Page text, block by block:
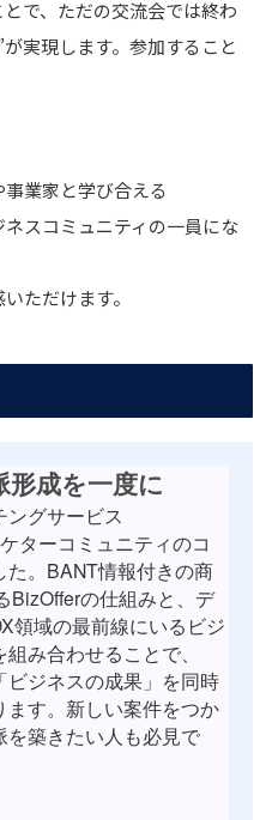
で、ただの交流会では終わ
実現します。参加すること
業家と学び合える
スコミュニティの一員にな
ただけます。
成を一度に
ングサービス
ターコミュニティのコ
。BANT情報付きの商
BizOfferの仕組みと、デ
領域の最前線にいるビジ
み合わせることで、
ビジネスの成果」を同時
す。新しい案件をつか
築きたい人も必見で